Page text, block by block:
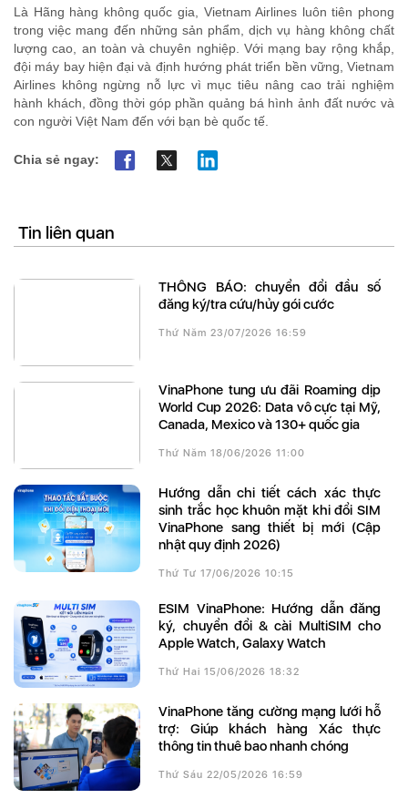
Là Hãng hàng không quốc gia, Vietnam Airlines luôn tiên phong
trong việc mang đến những sản phẩm, dịch vụ hàng không chất
lượng cao, an toàn và chuyên nghiệp. Với mạng bay rộng khắp,
đội máy bay hiện đại và định hướng phát triển bền vững, Vietnam
Airlines không ngừng nỗ lực vì mục tiêu nâng cao trải nghiệm
hành khách, đồng thời góp phần quảng bá hình ảnh đất nước và
con người Việt Nam đến với bạn bè quốc tế.
Chia sẻ ngay:
Tin liên quan
THÔNG BÁO: chuyển đổi đầu số
đăng ký/tra cứu/hủy gói cước
Thứ Năm 23/07/2026 16:59
VinaPhone tung ưu đãi Roaming dịp
World Cup 2026: Data vô cực tại Mỹ,
Canada, Mexico và 130+ quốc gia
Thứ Năm 18/06/2026 11:00
Hướng dẫn chi tiết cách xác thực
sinh trắc học khuôn mặt khi đổi SIM
VinaPhone sang thiết bị mới (Cập
nhật quy định 2026)
Thứ Tư 17/06/2026 10:15
eSIM VinaPhone: Hướng dẫn đăng
ký, chuyển đổi & cài MultiSIM cho
Apple Watch, Galaxy Watch
Thứ Hai 15/06/2026 18:32
VinaPhone tăng cường mạng lưới hỗ
trợ: Giúp khách hàng Xác thực
thông tin thuê bao nhanh chóng
Thứ Sáu 22/05/2026 16:59